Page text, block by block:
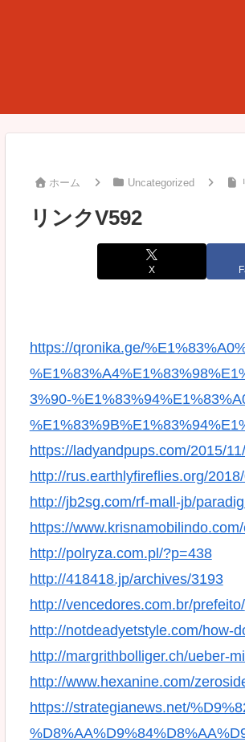
ホーム Uncategorized
リンクV592
X
https://qronika.ge/
3%90-
https://ladyandpups.com/2015/
http://rus.earthlyfireflies.org/
http://jb2sg.com/rf-mall-jb/
https://
http://polryza.com.pl/?p=438
http://418418.jp/archives/3193
http://vencedores.com.br/prefeito/
http://notdeadyetstyle.com/how-
http://margrithbolliger.ch/ueber-
http://www.hexanine.com/
https://strategianews.net/